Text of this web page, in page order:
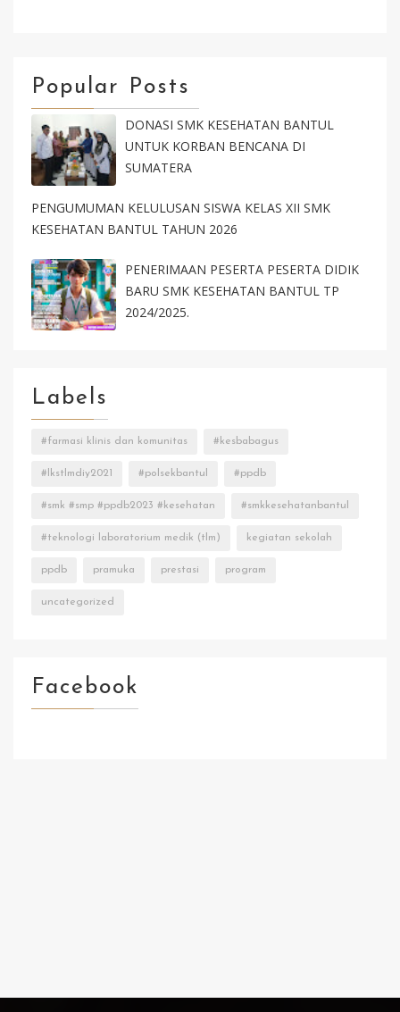
Popular Posts
DONASI SMK KESEHATAN BANTUL
UNTUK KORBAN BENCANA DI
SUMATERA
PENGUMUMAN KELULUSAN SISWA KELAS XII SMK
KESEHATAN BANTUL TAHUN 2026
PENERIMAAN PESERTA PESERTA DIDIK
BARU SMK KESEHATAN BANTUL TP
2024/2025.
Labels
#farmasi klinis dan komunitas #kesbabagus
#lkstlmdiy2021 #polsekbantul #ppdb
#smk #smp #ppdb2023 #kesehatan #smkkesehatanbantul
#teknologi laboratorium medik (tlm) kegiatan sekolah
ppdb pramuka prestasi program
uncategorized
Facebook